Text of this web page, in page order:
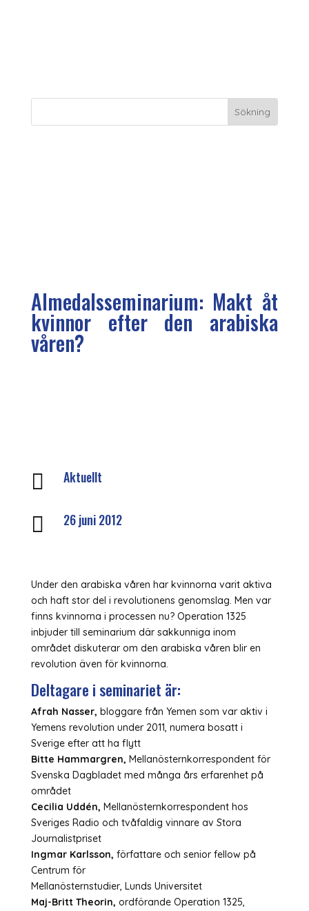
Almedalsseminarium: Makt åt
kvinnor efter den arabiska
våren?
 Aktuellt
 26 juni 2012
Under den arabiska våren har kvinnorna varit aktiva
och haft stor del i revolutionens genomslag. Men var
finns kvinnorna i processen nu? Operation 1325
inbjuder till seminarium där sakkunniga inom
området diskuterar om den arabiska våren blir en
revolution även för kvinnorna.
Deltagare i seminariet är:
Afrah Nasser, bloggare från Yemen som var aktiv i
Yemens revolution under 2011, numera bosatt i
Sverige efter att ha flytt
Bitte Hammargren, Mellanösternkorrespondent för
Svenska Dagbladet med många års erfarenhet på
området
Cecilia Uddén, Mellanösternkorrespondent hos
Sveriges Radio och tvåfaldig vinnare av Stora
Journalistpriset
Ingmar Karlsson, författare och senior fellow på
Centrum för
Mellanösternstudier, Lunds Universitet
Maj-Britt Theorin, ordförande Operation 1325,